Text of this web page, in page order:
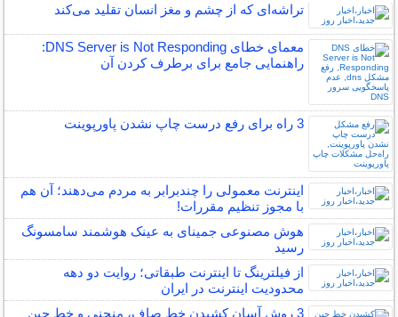
تراشه‌ای که از چشم و مغز انسان تقلید می‌کند
معمای خطای DNS Server is Not Responding:
راهنمایی جامع برای برطرف کردن آن
3 راه برای رفع درست چاپ نشدن پاورپوینت
اینترنت معمولی را چندبرابر به مردم می‌دهند؛ آن هم
با مجوز تنظیم مقررات!
هوش مصنوعی جمینای به عینک هوشمند سامسونگ
رسید
از فیلترینگ تا اینترنت طبقاتی؛ روایت دو دهه
محدودیت اینترنت در ایران
3 روش آسان کشیدن خط صاف، منحنی و خط چین